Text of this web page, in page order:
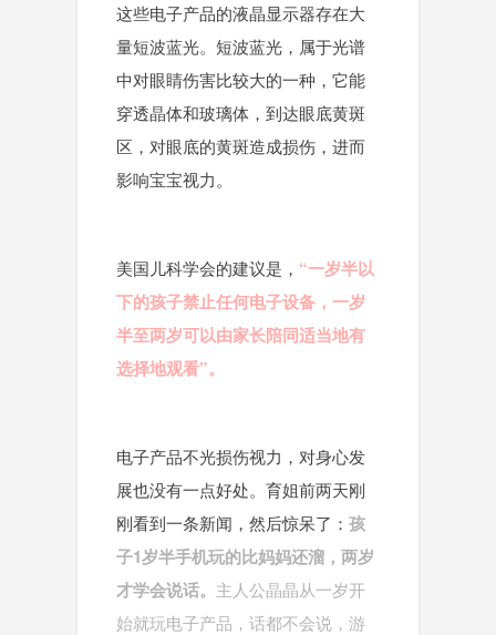
这些电子产品的液晶显示器存在大
量短波蓝光。短波蓝光，属于光谱
中对眼睛伤害比较大的一种，它能
穿透晶体和玻璃体，到达眼底黄斑
区，对眼底的黄斑造成损伤，进而
影响宝宝视力。
美国儿科学会的建议是， “一岁半以
下的孩子禁止任何电子设备，一岁
半至两岁可以由家长陪同适当地有
选择地观看”。
电子产品不光损伤视力，对身心发
展也没有一点好处。育姐前两天刚
刚看到一条新闻，然后惊呆了： 孩
子1岁半手机玩的比妈妈还溜，两岁
才学会说话。 主人公晶晶从一岁开
始就玩电子产品，话都不会说，游